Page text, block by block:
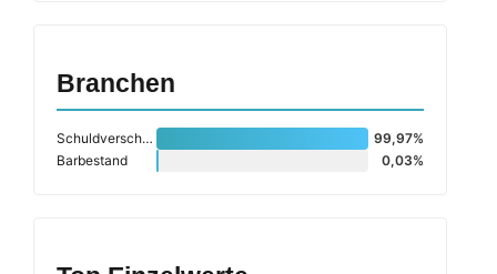
Branchen
Schuldverschreibungen
99,97%
Barbestand
0,03%